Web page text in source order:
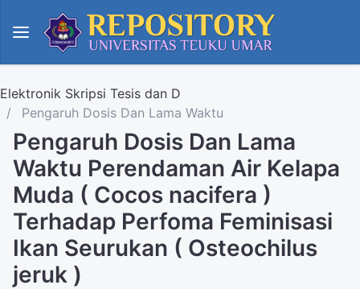
Elektronik Skripsi Tesis dan D
Pengaruh Dosis Dan Lama Waktu
Pengaruh Dosis Dan Lama
Waktu Perendaman Air Kelapa
Muda ( Cocos nacifera )
Terhadap Perfoma Feminisasi
Ikan Seurukan ( Osteochilus
jeruk )